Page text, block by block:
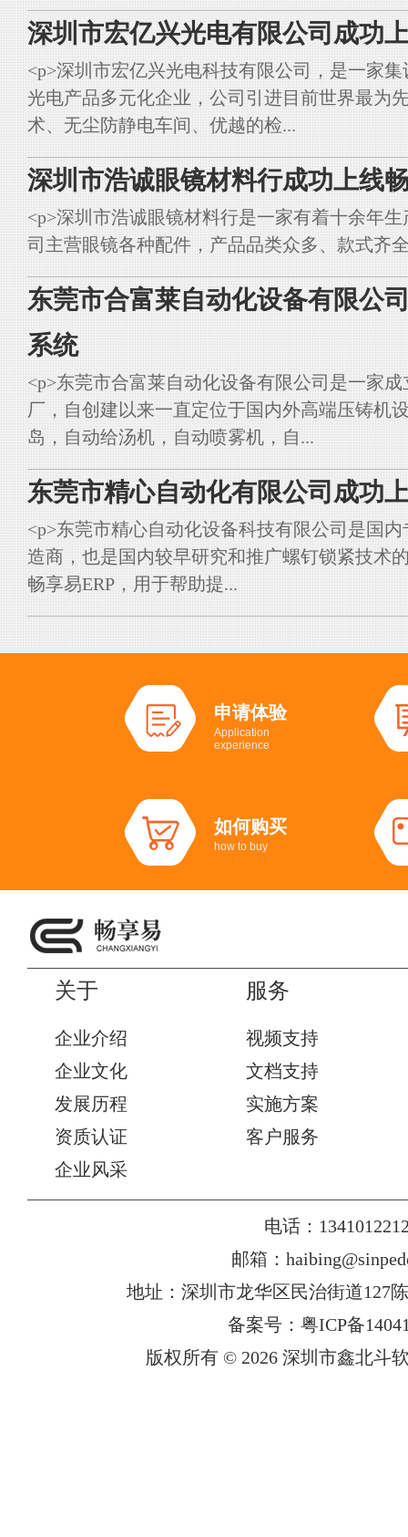
深圳市宏亿兴光电有限公司成功
<p>深圳市宏亿兴光电科技有限公司，是一家
光电产品多元化企业，公司引进目前世界最为
术、无尘防静电车间、优越的检...
深圳市浩诚眼镜材料行成功上线
<p>深圳市浩诚眼镜材料行是一家有着十余年
司主营眼镜各种配件，产品品类众多、款式齐
东莞市合富莱自动化设备有限公
系统
<p>东莞市合富莱自动化设备有限公司是一家
厂，自创建以来一直定位于国内外高端压铸机
岛，自动给汤机，自动喷雾机，自...
东莞市精心自动化有限公司成功
<p>东莞市精心自动化设备科技有限公司是国
造商，也是国内较早研究和推广螺钉锁紧技术
畅享易ERP，用于帮助提...
申请体验
Application
experience
如何购买
how to buy
关于
企业介绍
企业文化
发展历程
资质认证
企业风采
服务
视频支持
文档支持
实施方案
客户服务
电话：
邮箱：
地址：深圳市龙华区民治街道127
备案号：粤ICP备
版权所有 © 2026 深圳市鑫北斗